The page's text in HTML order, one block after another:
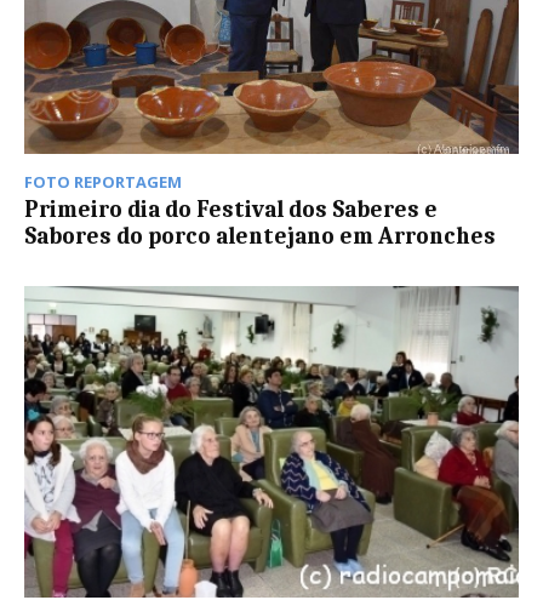
FOTO REPORTAGEM
Primeiro dia do Festival dos Saberes e
Sabores do porco alentejano em Arronches